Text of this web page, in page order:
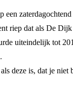
een
riep dat als De
uiteindelijk tot
deze is, dat je